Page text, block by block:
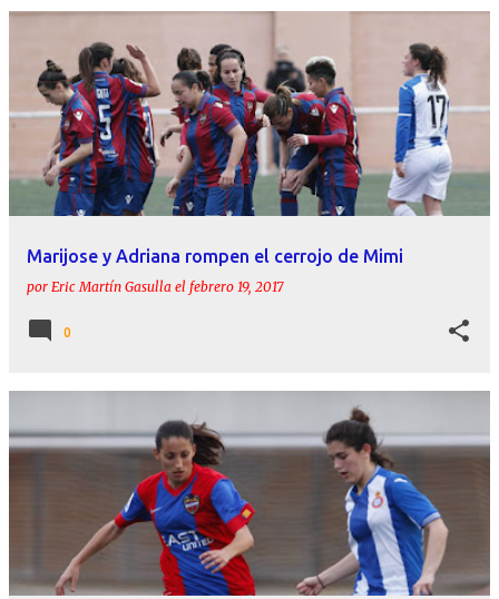
Marijose y Adriana rompen el cerrojo de Mimi
por Eric Martín Gasulla el febrero 19, 2017
0